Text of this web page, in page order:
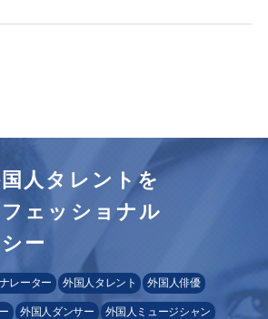
人タレントを
ェッショナル
ー
レーター 外国人タレント 外国人俳優
外国人ダンサー 外国人ミュージシャン